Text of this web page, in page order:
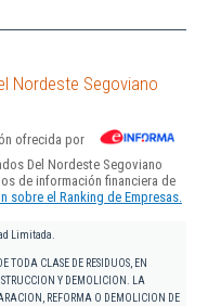
Nordeste Segoviano
ofrecida por
Del Nordeste Segoviano
de información financiera de
sobre el Ranking de Empresas.
Limitada.
TODA CLASE DE RESIDUOS, EN
Y DEMOLICION. LA
REFORMA O DEMOLICION DE